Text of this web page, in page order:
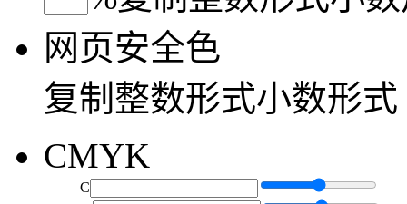
网页安全色
复制 整数形式小数形式
CMYK
C